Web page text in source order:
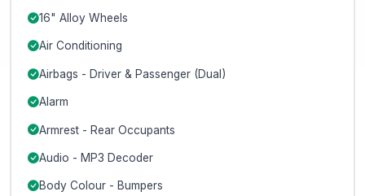
16" Alloy Wheels
Air Conditioning
Airbags - Driver & Passenger (Dual)
Alarm
Armrest - Rear Occupants
Audio - MP3 Decoder
Body Colour - Bumpers